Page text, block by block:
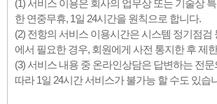
(1) 서비스 이용은 회사의 업무상 또는 기술상
한 연중무휴, 1일 24시간을 원칙으로 합니다.
(2) 전항의 서비스 이용시간은 시스템 정기점검
에서 필요한 경우, 회원에게 사전 통지한 후 제
(3) 서비스 내용 중 온라인상담은 답변하는 전
따라 1일 24시간 서비스가 불가능 할 수도 있습